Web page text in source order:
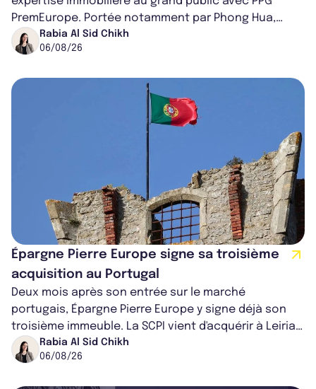
PremEurope. Portée notamment par Phong Hua,
ancien directeur des investissements d...
Rabia Al Sid Chikh
06/08/26
Épargne Pierre Europe signe sa troisième
acquisition au Portugal
Deux mois après son entrée sur le marché
portugais, Épargne Pierre Europe y signe déjà son
troisième immeuble. La SCPI vient d'acquérir à Leiria,
dans le centre du pays, un établis...
Rabia Al Sid Chikh
06/08/26